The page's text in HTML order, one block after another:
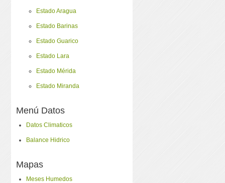
Estado Aragua
Estado Barinas
Estado Guarico
Estado Lara
Estado Mérida
Estado Miranda
Menú Datos
Datos Climaticos
Balance Hidrico
Mapas
Meses Humedos